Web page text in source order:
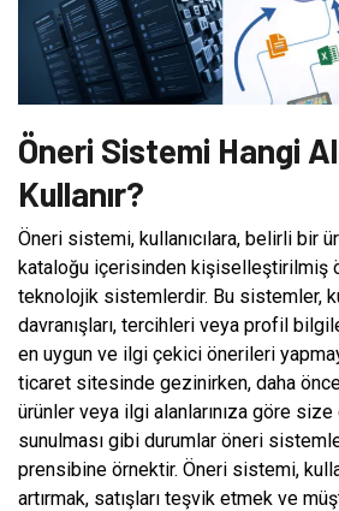
Öneri Sistemi Hangi
Kullanır?
Öneri sistemi, kullanıcılara, belirli bir
kataloğu içerisinden kişiselleştirilmiş
teknolojik sistemlerdir. Bu sistemler,
davranışları, tercihleri veya profil
en uygun ve ilgi çekici önerileri
ticaret sitesinde gezinirken, daha önce
ürünler veya ilgi alanlarınıza göre
sunulması gibi durumlar öneri
prensibine örnektir. Öneri sistemi,
artırmak, satışları teşvik etmek ve